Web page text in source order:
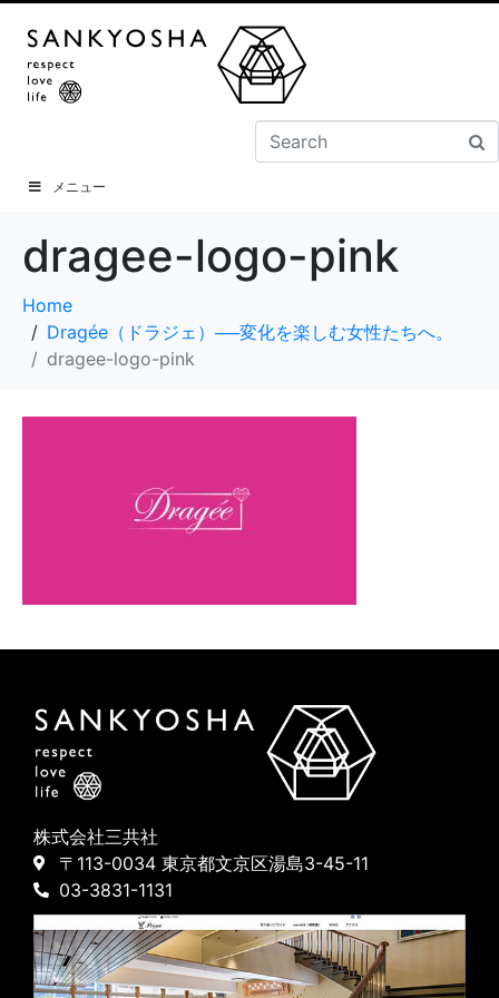
メニュー
dragee-logo-pink
Home
Dragée（ドラジェ）──変化を楽しむ女性たちへ。
dragee-logo-pink
株式会社三共社
〒113-0034 東京都文京区湯島3-45-11
03-3831-1131